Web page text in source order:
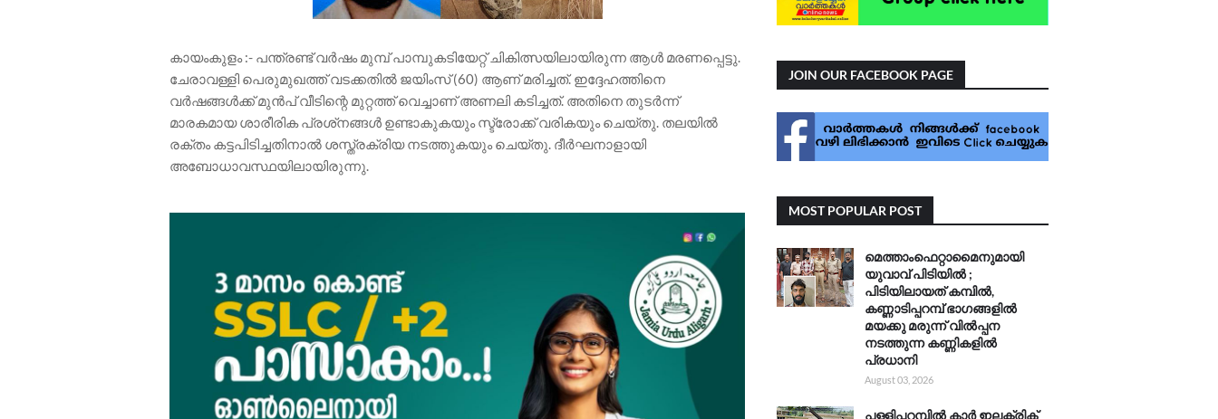
കായംകുളം :- പന്ത്രണ്ട് വർഷം മുമ്പ് പാമ്പുകടിയേറ്റ് ചികിത്സയിലായിരുന്ന ആൾ മരണപ്പെട്ടു.
ചേരാവള്ളി പെരുമുഖത്ത് വടക്കതിൽ ജയിംസ് (60) ആണ് മരിച്ചത്. ഇദ്ദേഹത്തിനെ
വർഷങ്ങൾക്ക് മുൻപ് വീടിന്റെ മുറ്റത്ത് വെച്ചാണ് അണലി കടിച്ചത്. അതിനെ തുടർന്ന്
മാരകമായ ശാരീരിക പ്രശ്‌നങ്ങൾ ഉണ്ടാകുകയും സ്ട്രോക്ക് വരികയും ചെയ്‌തു. തലയിൽ
രക്തം കട്ടപിടിച്ചതിനാൽ ശസ്ത്രക്രിയ നടത്തുകയും ചെയ്‌തു. ദീർഘനാളായി
അബോധാവസ്ഥയിലായിരുന്നു.
JOIN OUR FACEBOOK PAGE
MOST POPULAR POST
മെത്താംഫെറ്റാമൈനുമായി
യുവാവ് പിടിയിൽ ;
പിടിയിലായത് കമ്പിൽ,
കണ്ണാടിപ്പറമ്പ് ഭാഗങ്ങളിൽ
മയക്കു മരുന്ന് വിൽപ്പന
നടത്തുന്ന കണ്ണികളിൽ
പ്രധാനി
August 03, 2026
പള്ളിപ്പറമ്പിൽ കാർ ഇലക്ട്രിക്